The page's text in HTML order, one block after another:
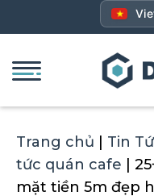
qua
dung
Trang chủ Tin
tức quán cafe
mặt tiền 5m đẹp